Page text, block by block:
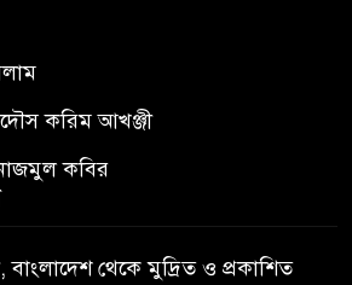
করিম আখঞ্জী
কবির
থেকে মুদ্রিত ও প্রকাশিত